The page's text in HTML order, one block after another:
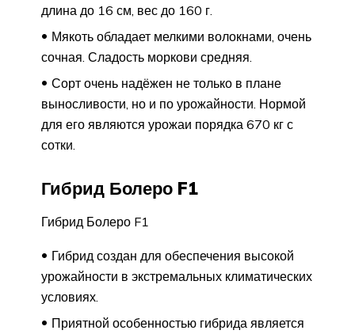
длина до 16 см, вес до 160 г.
Мякоть обладает мелкими волокнами, очень
сочная. Сладость моркови средняя.
Сорт очень надёжен не только в плане
выносливости, но и по урожайности. Нормой
для его являются урожаи порядка 670 кг с
сотки.
Гибрид Болеро F1
Гибрид Болеро F1
Гибрид создан для обеспечения высокой
урожайности в экстремальных климатических
условиях.
Приятной особенностью гибрида является